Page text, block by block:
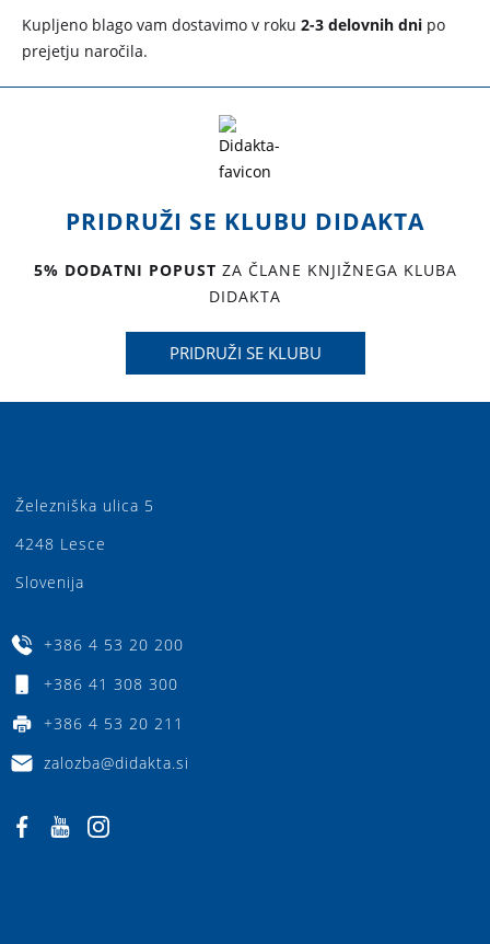
Kupljeno blago vam dostavimo v roku 2-3 delovnih dni po
prejetju naročila.
PRIDRUŽI SE KLUBU DIDAKTA
5% DODATNI POPUST ZA ČLANE KNJIŽNEGA KLUBA
DIDAKTA
PRIDRUŽI SE KLUBU
Železniška ulica 5
4248 Lesce
Slovenija
+386 4 53 20 200
+386 41 308 300
+386 4 53 20 211
zalozba@didakta.si